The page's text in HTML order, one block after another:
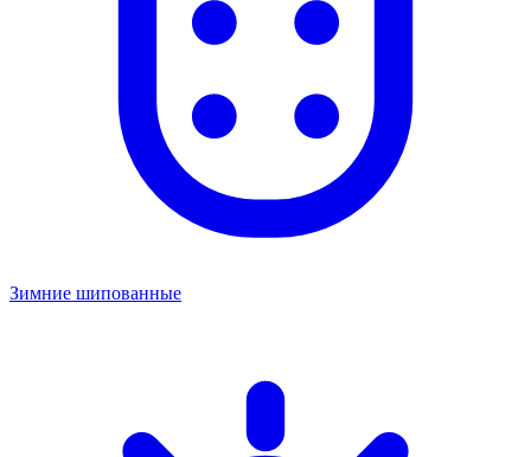
Зимние шипованные